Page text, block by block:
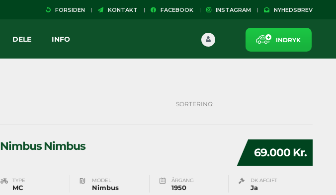
FORSIDEN KONTAKT FACEBOOK INSTAGRAM NYHEDSBREV
INDRYK
DELE INFO
SORTERING:
69.000 Kr.
Nimbus Nimbus
TYPE
MC
MODEL
Nimbus
ÅRGANG
1950
DK AFGIFT
Ja